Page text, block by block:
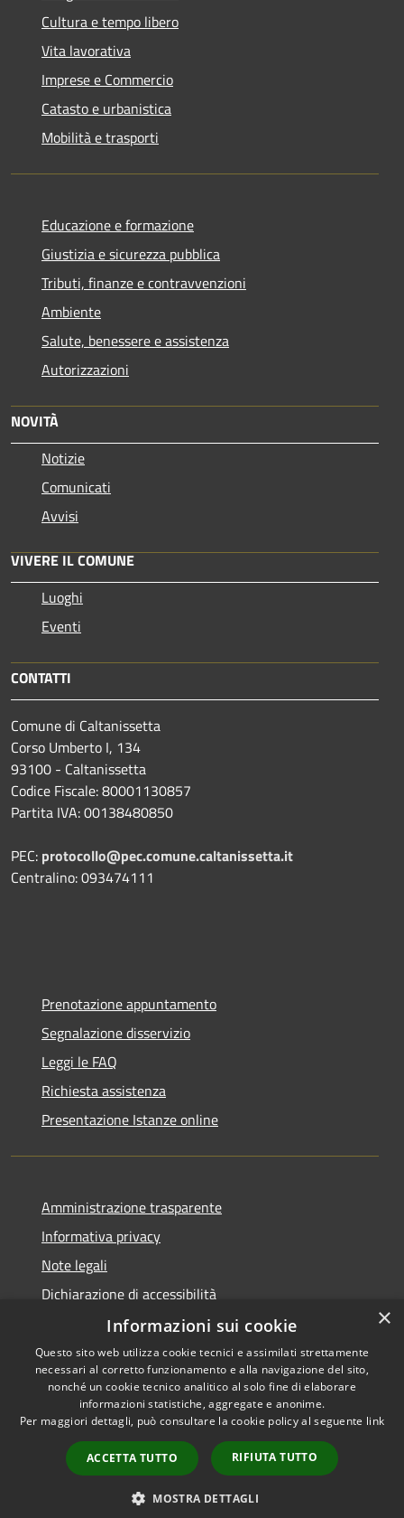
Cultura e tempo libero
Vita lavorativa
Imprese e Commercio
Catasto e urbanistica
Mobilità e trasporti
Educazione e formazione
Giustizia e sicurezza pubblica
Tributi, finanze e contravvenzioni
Ambiente
Salute, benessere e assistenza
Autorizzazioni
NOVITÀ
Notizie
Comunicati
Avvisi
VIVERE IL COMUNE
Luoghi
Eventi
CONTATTI
Comune di Caltanissetta
Corso Umberto I, 134
93100 - Caltanissetta
Codice Fiscale: 80001130857
Partita IVA: 00138480850
PEC: protocollo@pec.comune.caltanissetta.it
Centralino: 093474111
Prenotazione appuntamento
Segnalazione disservizio
Leggi le FAQ
Richiesta assistenza
Presentazione Istanze online
Amministrazione trasparente
Informativa privacy
Note legali
Dichiarazione di accessibilità
Accessibilità
Privacy
Mappa del sito
Area riservata dipendenti
Copyright © 2026 • Comune di
Caltanissetta • Powered by
Municipium•Accesso
redazione
×
Informazioni sui cookie
Questo sito web utilizza cookie tecnici e assimilati strettamente
necessari al corretto funzionamento e alla navigazione del sito,
nonché un cookie tecnico analitico al solo fine di elaborare
informazioni statistiche, aggregate e anonime.
Per maggiori dettagli, può consultare la cookie policy al seguente link
ACCETTA TUTTO RIFIUTA TUTTO
MOSTRA DETTAGLI